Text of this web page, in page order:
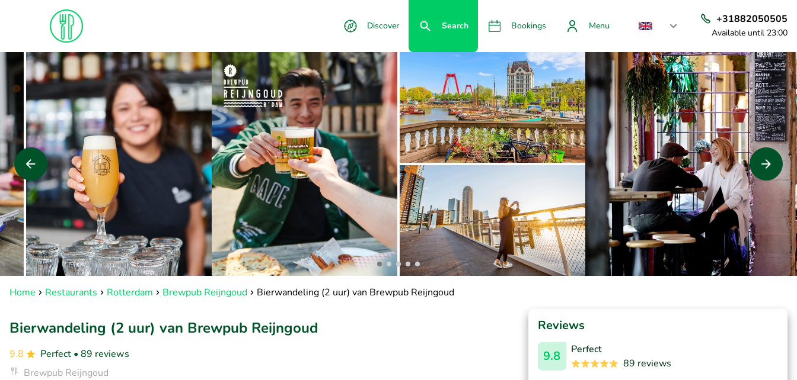
Discover Search Bookings Menu
+31882050505
Available until 23:00
Home Restaurants Rotterdam Brewpub Reijngoud Bierwandeling (2 uur) van Brewpub Reijngoud
Bierwandeling (2 uur) van Brewpub Reijngoud
9.8 Perfect • 89 reviews
Brewpub Reijngoud
Reviews
9.8
Perfect
89 reviews